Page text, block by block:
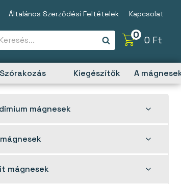
Általános Szerződési Feltételek Kapcsolat
0 0 Ft
Szórakozás Kiegészítők A
mágnesek
Toggle
Toggle
mágnesek
Toggle